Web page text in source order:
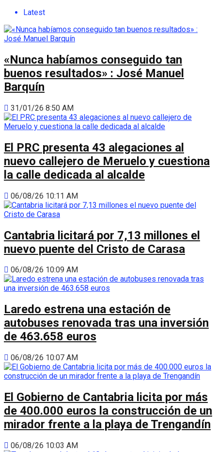
Latest
«Nunca habíamos conseguido tan
buenos resultados» : José Manuel
Barquín
31/01/26 8:50 AM
El PRC presenta 43 alegaciones al
nuevo callejero de Meruelo y cuestiona
la calle dedicada al alcalde
06/08/26 10:11 AM
Cantabria licitará por 7,13 millones el
nuevo puente del Cristo de Carasa
06/08/26 10:09 AM
Laredo estrena una estación de
autobuses renovada tras una inversión
de 463.658 euros
06/08/26 10:07 AM
El Gobierno de Cantabria licita por más
de 400.000 euros la construcción de un
mirador frente a la playa de Trengandín
06/08/26 10:03 AM